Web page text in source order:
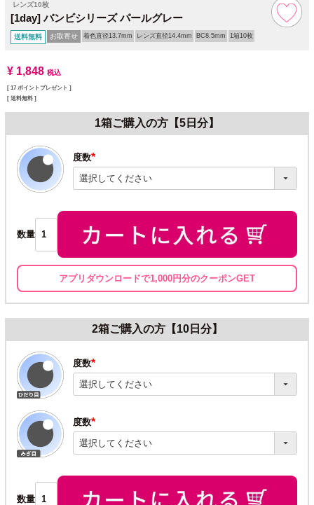
レンズ10枚
[1day] バンビシリーズ パールグレー
送料無料 お取寄せ 着色直径13.7mm レンズ直径14.4mm BC8.5mm 1箱10枚
¥ 1,848 税込
[ 17 ポイントプレゼント ]
送料無料
1箱ご購入の方【5日分】
度数
(必
須)
数量
アプリダウンロードで1,000円分のクーポンGET
2箱ご購入の方【10日分】
度数
(必
須)
度数
(必
須)
数量